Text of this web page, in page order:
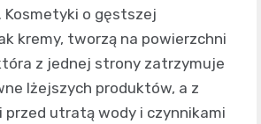
o gęstszej
kremy, tworzą na powierzchni
z jednej strony zatrzymuje
lżejszych produktów, a z
przed utratą wody i czynnikami